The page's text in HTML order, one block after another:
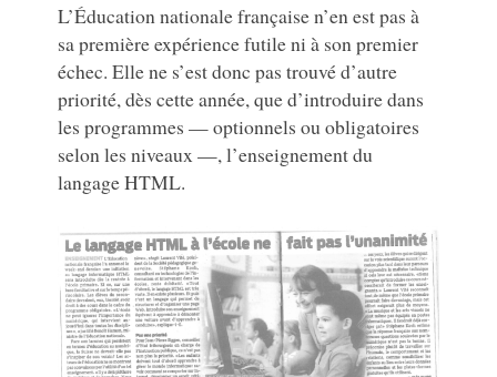
L’Éducation nationale française n’en est pas à
sa première expérience futile ni à son premier
échec. Elle ne s’est donc pas trouvé d’autre
priorité, dès cette année, que d’introduire dans
les programmes — optionnels ou obligatoires
selon les niveaux —, l’enseignement du
langage HTML.